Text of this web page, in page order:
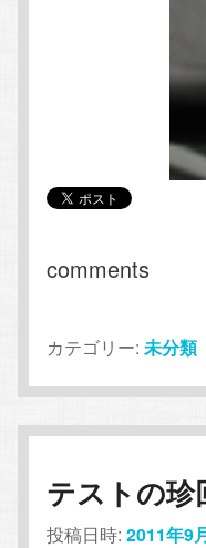
comments
カテゴリー: 未分類
テストの珍
投稿日時:2011年9